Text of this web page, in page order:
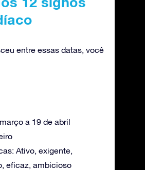
entre essas datas, você
a 19 de abril
Ativo, exigente,
eficaz, ambicioso